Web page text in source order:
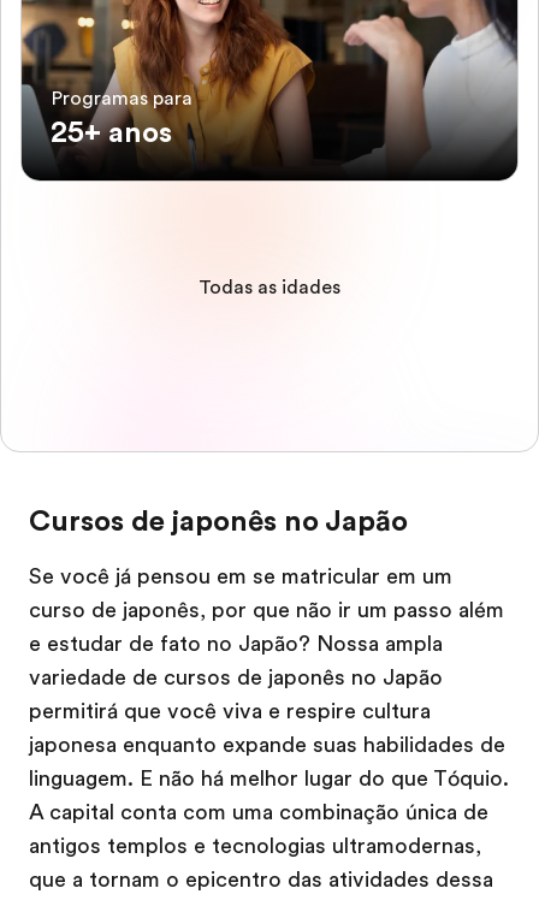
Programas para
25+ anos
Todas as idades
Cursos de japonês no Japão
Se você já pensou em se matricular em um
curso de japonês, por que não ir um passo além
e estudar de fato no Japão? Nossa ampla
variedade de cursos de japonês no Japão
permitirá que você viva e respire cultura
japonesa enquanto expande suas habilidades de
linguagem. E não há melhor lugar do que Tóquio.
A capital conta com uma combinação única de
antigos templos e tecnologias ultramodernas,
que a tornam o epicentro das atividades dessa